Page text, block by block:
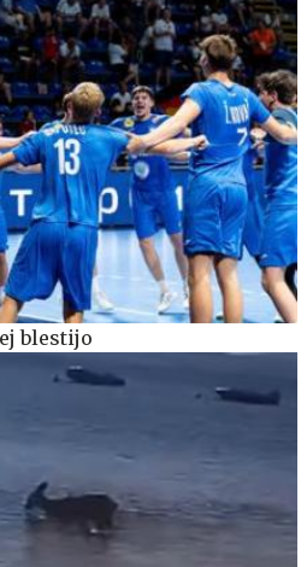
blestijo